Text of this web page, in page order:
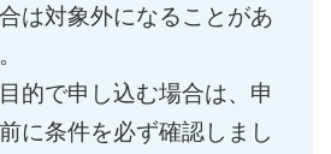
は対象外になることがあ
的で申し込む場合は、申
に条件を必ず確認しまし